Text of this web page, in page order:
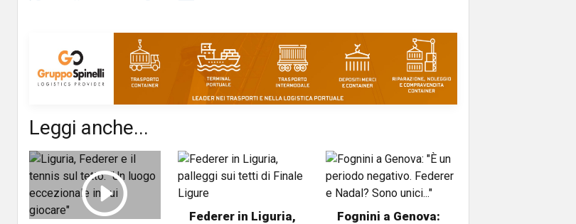
Leggi anche...
Federer in Liguria,
Fognini a Genova: